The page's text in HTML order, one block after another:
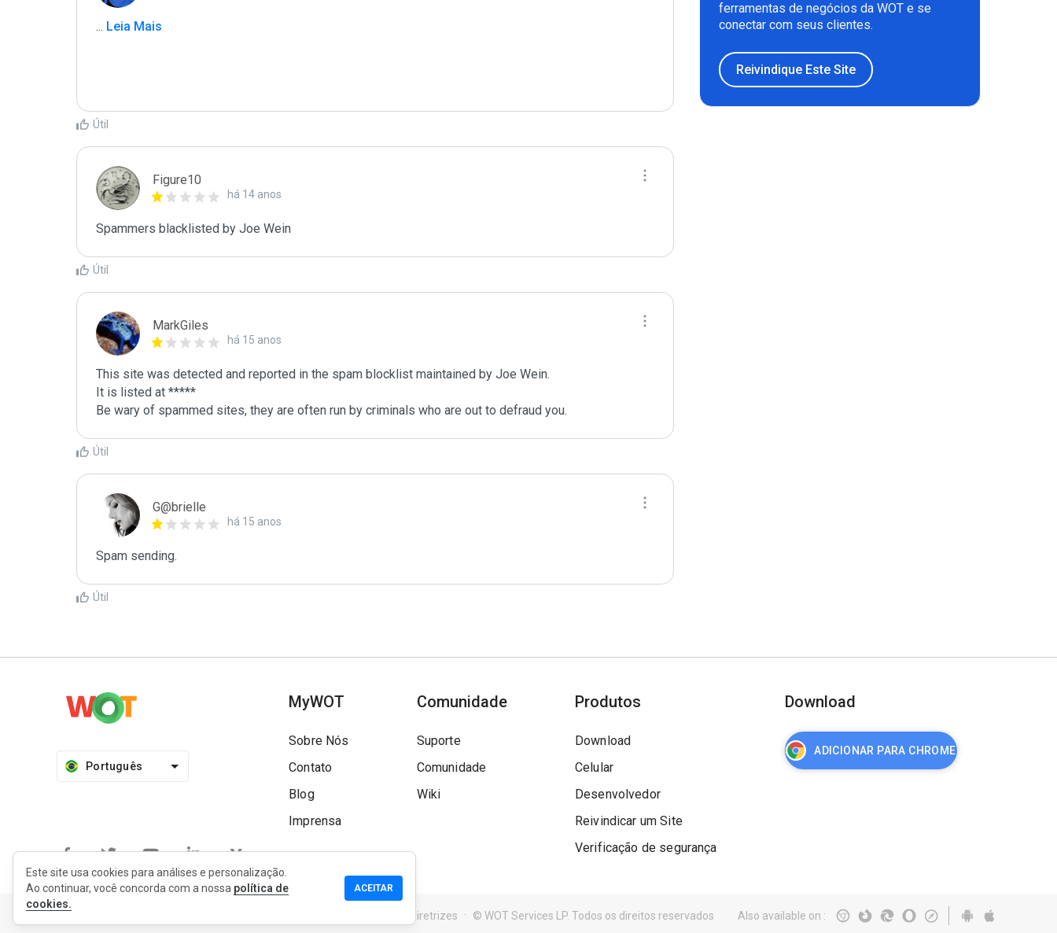
... Leia Mais
Útil
Figure10
há 14 anos
Spammers blacklisted by Joe Wein
Útil
MarkGiles
há 15 anos
This site was detected and reported in the spam blocklist maintained by Joe Wein.
It is listed at *****
Be wary of spammed sites, they are often run by criminals who are out to defraud you.
Útil
G@brielle
há 15 anos
Spam sending.
Útil
ferramentas de negócios da WOT e se
conectar com seus clientes.
Reivindique Este Site
Português
MyWOT
Sobre Nós
Contato
Blog
Imprensa
Comunidade
Suporte
Comunidade
Wiki
Produtos
Download
Celular
Desenvolvedor
Reivindicar um Site
Verificação de segurança
Download
ADICIONAR PARA CHROME
Diretrizes © WOT Services LP. Todos os direitos reservados Also available on :
Este site usa cookies para análises e personalização.
Ao continuar, você concorda com a nossa política de
cookies.
ACEITAR